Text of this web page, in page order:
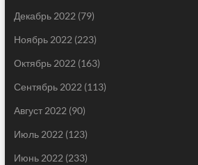
Декабрь 2022 (79)
Ноябрь 2022 (223)
Октябрь 2022 (163)
Сентябрь 2022 (113)
Август 2022 (90)
Июль 2022 (123)
Июнь 2022 (233)